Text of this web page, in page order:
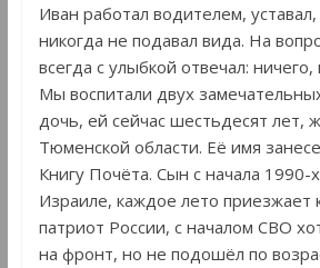
Иван работал водителем,
никогда не подавал вида. На
всегда с улыбкой отвечал:
Мы воспитали двух
дочь, ей сейчас шестьдесят лет,
Тюменской области. Её имя
Книгу Почёта. Сын с начала 1990-
Израиле, каждое лето приезжает
патриот России, с началом СВО
на фронт, но не подошёл по